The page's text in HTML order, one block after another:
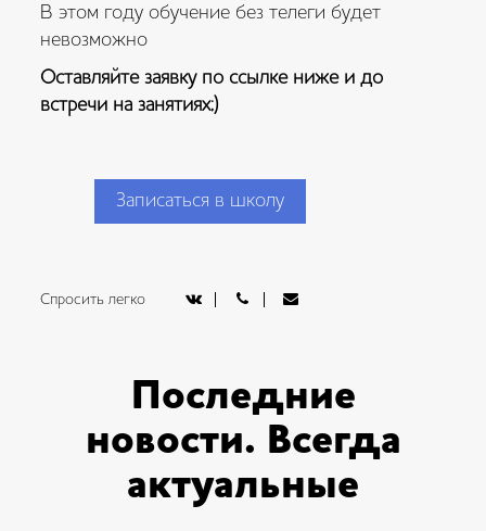
В этом году обучение без телеги будет
невозможно
Оставляйте заявку по ссылке ниже и до
встречи на занятиях;)
Записаться в школу
Спросить легко
Последние
новости. Всегда
актуальные